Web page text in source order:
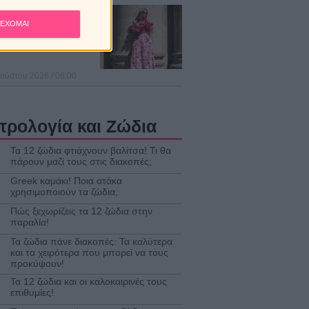
στον Καρκίνο στις 11
2026, φέρνει
σε 4 ζώδια!
και Ζώδια
Τα 12 ζώδια φτιάχνουν βαλίτσα! Τι θα
πάρουν μαζί τους στις διακοπές;
Greek καμάκι! Ποια ατάκα
χρησιμοποιούν τα ζώδια;
Πώς ξεχωρίζεις τα 12 ζώδια στην
παραλία!
Τα ζώδια πάνε διακοπές: Τα καλύτερα
και τα χειρότερα που μπορεί να τους
προκύψουν!
Τα 12 ζώδια και οι καλοκαιρινές τους
επιθυμίες!